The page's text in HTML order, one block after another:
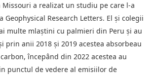
a realizat un studiu pe care l-a
Geophysical Research Letters. El și colegii
multe mlaștini cu palmieri din Peru și au
prin anii 2018 și 2019 acestea absorbeau
începând din 2022 acestea au
punctul de vedere al emisiilor de